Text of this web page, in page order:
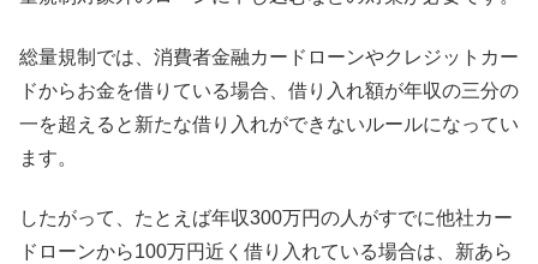
総量規制では、消費者金融カードローンやクレジットカー
ドからお金を借りている場合、借り入れ額が年収の三分の
一を超えると新たな借り入れができないルールになってい
ます。
したがって、たとえば年収300万円の人がすでに他社カー
ドローンから100万円近く借り入れている場合は、新あら